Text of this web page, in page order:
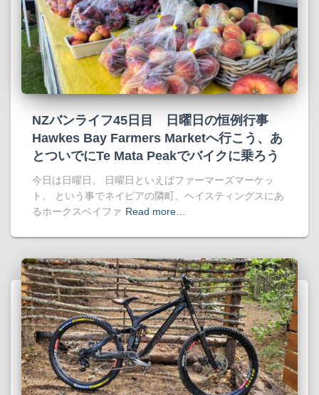
NZバンライフ45日目 日曜日の恒例行事
Hawkes Bay Farmers Marketへ行こう、あ
とついでにTe Mata Peakでバイクに乗ろう
今日は日曜日。 日曜日といえばファーマーズマーケッ
ト。 という事でネイピアの隣町、ヘイスティングスにあ
るホークスベイファ Read more…